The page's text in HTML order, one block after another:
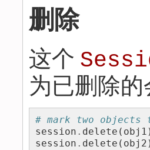
删除
这个
为已删除
# mark two objects
session . delete ( obj1
session . delete ( obj2